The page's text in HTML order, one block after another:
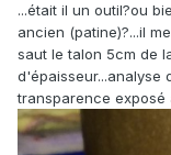
...était il un outil?ou
ancien (patine)?...il
saut le talon 5cm de
d'épaisseur...analyse
transparence exposé